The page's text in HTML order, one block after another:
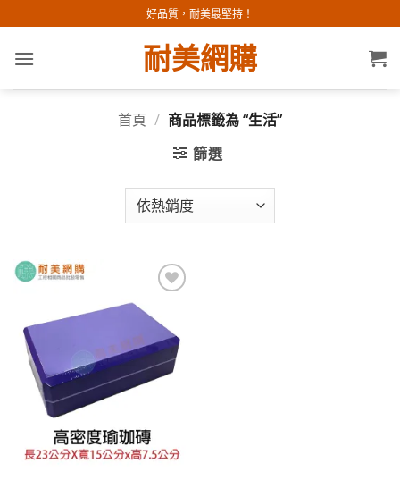
to
content
好品質，耐美最堅持！
耐美網購
首頁 / 商品標籤為 “生活”
篩選
清單